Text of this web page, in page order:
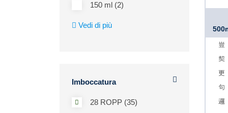
150 ml (2)
Vedi di più
Imboccatura
28 ROPP (35)